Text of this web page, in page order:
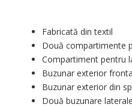
Fabricată din textil
Două compartimente
Compartiment pentru
Buzunar exterior
Buzunar exterior din
Două buzunare laterale